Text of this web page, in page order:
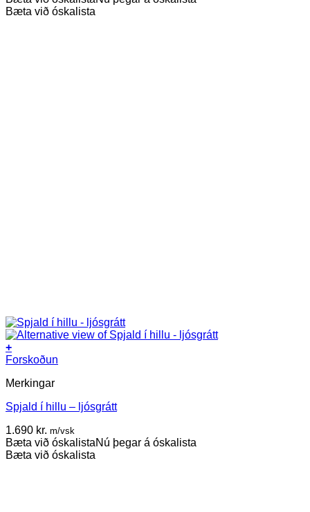
Bæta við óskalista
+
Forskoðun
Merkingar
Spjald í hillu – ljósgrátt
1.690 kr. m/vsk
Bæta við óskalistaNú þegar á óskalista
Bæta við óskalista